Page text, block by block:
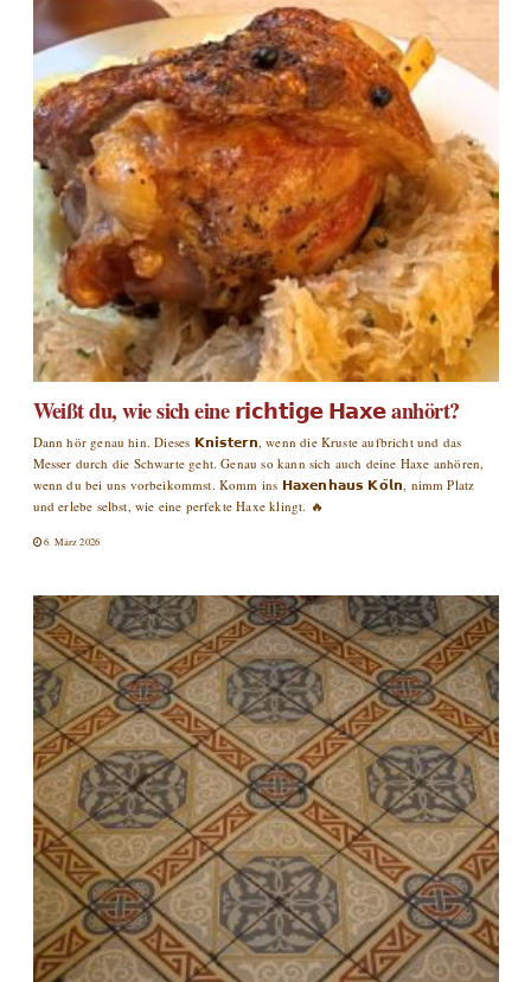
Weißt du, wie sich eine 𝗿𝗶𝗰𝗵𝘁𝗶𝗴𝗲 𝗛𝗮𝘅𝗲 anhört?
Dann hör genau hin. Dieses 𝗞𝗻𝗶𝘀𝘁𝗲𝗿𝗻, wenn die Kruste aufbricht und das
Messer durch die Schwarte geht. Genau so kann sich auch deine Haxe anhören,
wenn du bei uns vorbeikommst. Komm ins 𝗛𝗮𝘅𝗲𝗻𝗵𝗮𝘂𝘀 𝗞𝗼̈𝗹𝗻, nimm Platz
und erlebe selbst, wie eine perfekte Haxe klingt. 🔥
6. März 2026